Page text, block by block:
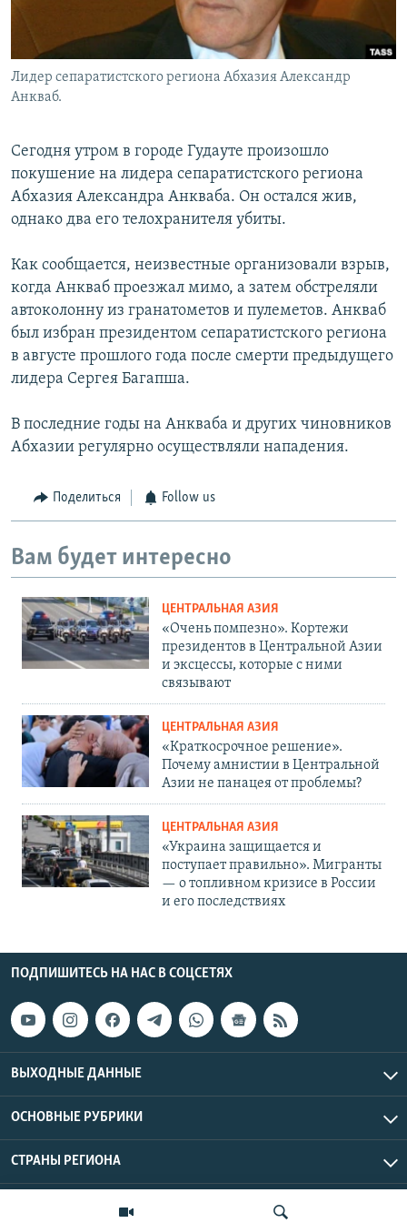
Лидер сепаратистского региона Абхазия Александр
Анкваб.
Сегодня утром в городе Гудауте произошло
покушение на лидера сепаратистского региона
Абхазия Александра Анкваба. Он остался жив,
однако два его телохранителя убиты.
Как сообщается, неизвестные организовали взрыв,
когда Анкваб проезжал мимо, а затем обстреляли
автоколонну из гранатометов и пулеметов. Анкваб
был избран президентом сепаратистского региона
в августе прошлого года после смерти предыдущего
лидера Сергея Багапша.
В последние годы на Анкваба и других чиновников
Абхазии регулярно осуществляли нападения.
Поделиться Follow us
Вам будет интересно
ЦЕНТРАЛЬНАЯ АЗИЯ
«Очень помпезно». Кортежи
президентов в Центральной Азии
и эксцессы, которые с ними
связывают
ЦЕНТРАЛЬНАЯ АЗИЯ
«Краткосрочное решение».
Почему амнистии в Центральной
Азии не панацея от проблемы?
ЦЕНТРАЛЬНАЯ АЗИЯ
«Украина защищается и
поступает правильно». Мигранты
— о топливном кризисе в России
и его последствиях
ПОДПИШИТЕСЬ НА НАС В СОЦСЕТЯХ
ВЫХОДНЫЕ ДАННЫЕ
ОСНОВНЫЕ РУБРИКИ
СТРАНЫ РЕГИОНА
Азаттык Азия © 2026 RFE/RL, Inc. | Все права защищены.